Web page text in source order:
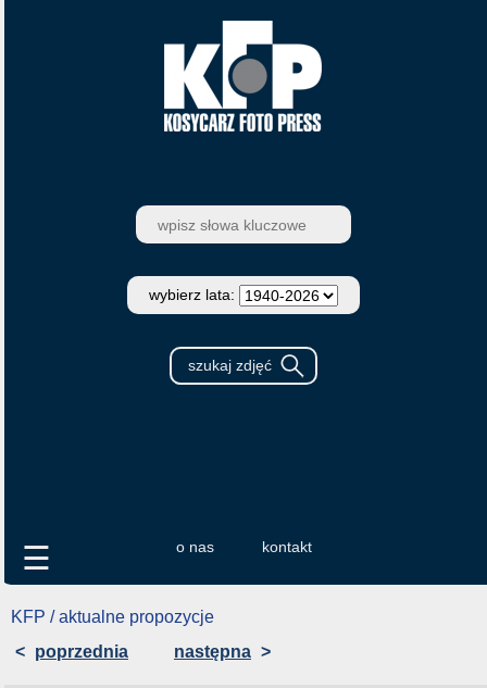
wybierz lata:
o nas kontakt
☰
KFP / aktualne propozycje
< poprzednia następna >